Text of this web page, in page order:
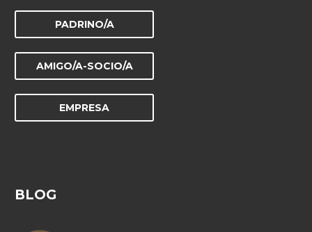
PADRINO/A
AMIGO/A-SOCIO/A
EMPRESA
BLOG